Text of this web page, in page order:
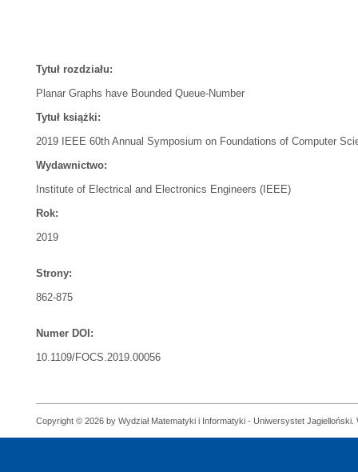
Tytuł rozdziału:
Planar Graphs have Bounded Queue-Number
Tytuł książki:
2019 IEEE 60th Annual Symposium on Foundations of Computer
Wydawnictwo:
Institute of Electrical and Electronics Engineers (IEEE)
Rok:
2019
Strony:
862-875
Numer DOI:
10.1109/FOCS.2019.00056
Copyright © 2026 by Wydział Matematyki i Informatyki - Uniwersystet